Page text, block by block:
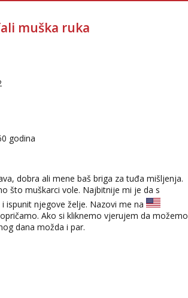
muška ruka
godina
dobra ali mene baš briga za tuđa mišljenja.
što muškarci vole. Najbitnije mi je da s
ispunit njegove želje. Nazovi me na
Ako si kliknemo vjerujem da možemo
dana možda i par.